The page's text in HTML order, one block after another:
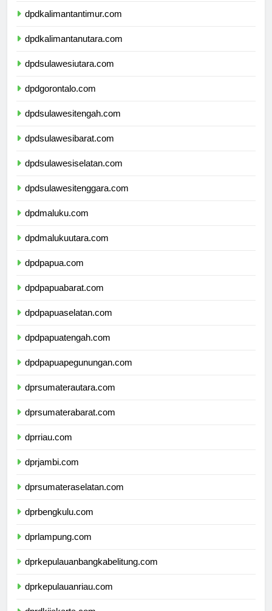
dpdkalimantantimur.com
dpdkalimantanutara.com
dpdsulawesiutara.com
dpdgorontalo.com
dpdsulawesitengah.com
dpdsulawesibarat.com
dpdsulawesiselatan.com
dpdsulawesitenggara.com
dpdmaluku.com
dpdmalukuutara.com
dpdpapua.com
dpdpapuabarat.com
dpdpapuaselatan.com
dpdpapuatengah.com
dpdpapuapegunungan.com
dprsumaterautara.com
dprsumaterabarat.com
dprriau.com
dprjambi.com
dprsumateraselatan.com
dprbengkulu.com
dprlampung.com
dprkepulauanbangkabelitung.com
dprkepulauanriau.com